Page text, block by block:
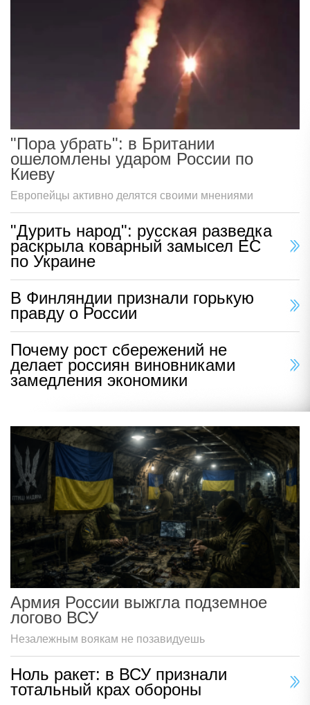
"Пора убрать": в Британии
ошеломлены ударом России по
Киеву
Европейцы активно делятся своими мнениями
"Дурить народ": русская разведка
раскрыла коварный замысел ЕС
по Украине
В Финляндии признали горькую
правду о России
Почему рост сбережений не
делает россиян виновниками
замедления экономики
Армия России выжгла подземное
логово ВСУ
Незалежным воякам не позавидуешь
Ноль ракет: в ВСУ признали
тотальный крах обороны